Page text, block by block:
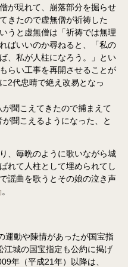
が現れて、崩落部分を掘らせ
きたので虚無僧が祈祷した
うと虚無僧は「祈祷では無理
ばいいのか尋ねると、「私の
、私が人柱になろう。」とい
らい工事を再開させることが
2代忠晴で絶え改易となっ
聞こえてきたので捕まえて
聞こえるようになった、と
、毎晩のように歌いながら城
れて人柱として埋められてし
謡曲を歌うとその娘の泣き声
。
運動や陳情があったが国宝指
江城の国宝指定も公約に掲げ
年（平成21年）以降は、